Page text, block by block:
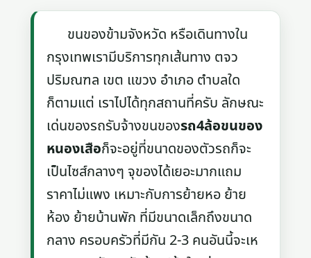
ขนของข้ามจังหวัด หรือเดินทางใน
กรุงเทพเรามีบริการทุกเส้นทาง ตจว
ปริมณฑล เขต แขวง อำเภอ ตำบลใด
ก็ตามแต่ เราไปได้ทุกสถานที่ครับ ลักษณะ
เด่นของรถรับจ้างขนของรถ4ล้อขนของ
หนองเสือก็จะอยู่ที่ขนาดของตัวรถก็จะ
เป็นไซส์กลางๆ จุของได้เยอะมากแถม
ราคาไม่แพง เหมาะกับการย้ายหอ ย้าย
ห้อง ย้ายบ้านพัก ที่มีขนาดเล็กถึงขนาด
กลาง ครอบครัวที่มีกัน 2-3 คนอันนี้จะเห